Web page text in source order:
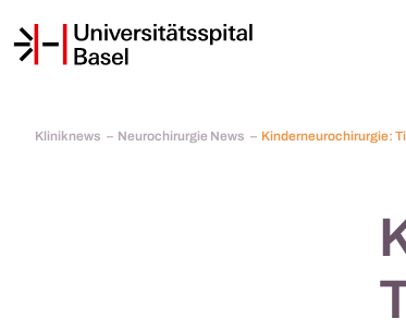
Kliniknews Neurochirurgie News Kinderneurochirurgie: